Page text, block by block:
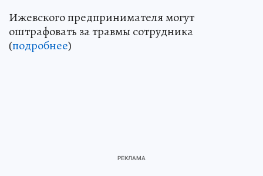
Ижевского предпринимателя могут
оштрафовать за травмы сотрудника
(подробнее)